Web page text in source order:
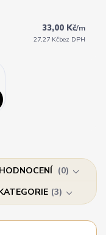
33,00 Kč/m
27,27 Kčbez DPH
HODNOCENÍ
0
3